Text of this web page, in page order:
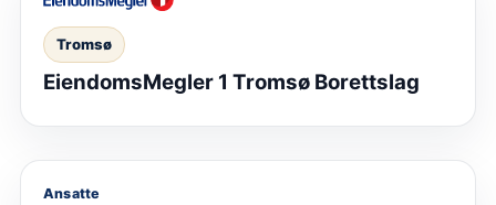
Tromsø
EiendomsMegler 1 Tromsø Borettslag
Ansatte